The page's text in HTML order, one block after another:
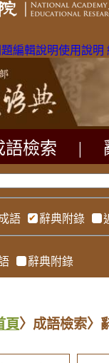
編輯說明使用說明
語檢索
語 辭典附錄
辭典附錄
頁〉成語檢索〉